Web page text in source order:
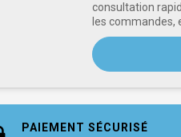
consultation
les commandes,
PAIEMENT SÉCURISÉ